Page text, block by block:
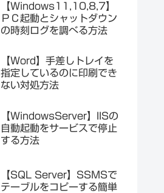
【Windows11,10,8,7】
ＰＣ起動とシャットダウン
の時刻ログを調べる方法
【Word】手差しトレイを
指定しているのに印刷でき
ない対処方法
【WindowsServer】IISの
自動起動をサービスで停止
する方法
【SQL Server】SSMSで
テーブルをコピーする簡単